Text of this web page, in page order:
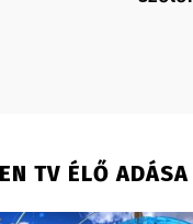
TV ÉLŐ ADÁSA